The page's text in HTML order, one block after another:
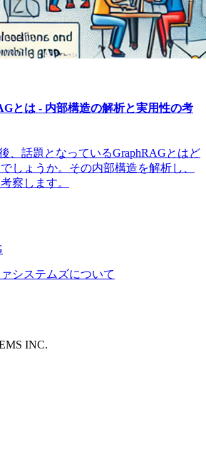
とは - 内部構造の解析と実用性の考
、話題となっているGraphRAGとはど
しょうか。その内部構造を解析し、
察します。
システムズについて
INC.